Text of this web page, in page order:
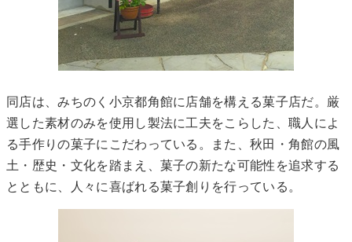
同店は、みちのく小京都角館に店舗を構える菓子店だ。厳
選した素材のみを使用し製法に工夫をこらした、職人によ
る手作りの菓子にこだわっている。また、秋田・角館の風
土・歴史・文化を踏まえ、菓子の新たな可能性を追求する
とともに、人々に喜ばれる菓子創りを行っている。